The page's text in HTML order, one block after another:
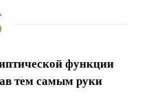
функции
тем самым руки